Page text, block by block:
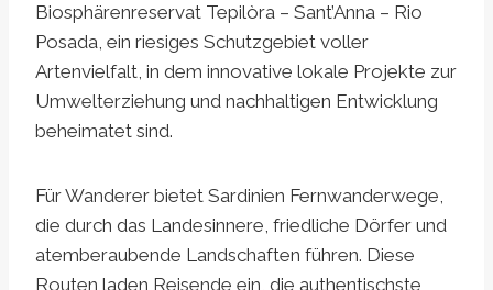
Biosphärenreservat Tepilòra – Sant’Anna – Rio
Posada, ein riesiges Schutzgebiet voller
Artenvielfalt, in dem innovative lokale Projekte zur
Umwelterziehung und nachhaltigen Entwicklung
beheimatet sind.
Für Wanderer bietet Sardinien Fernwanderwege,
die durch das Landesinnere, friedliche Dörfer und
atemberaubende Landschaften führen. Diese
Routen laden Reisende ein, die authentischste